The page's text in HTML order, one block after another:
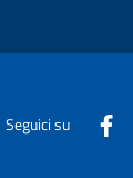
Seguici su